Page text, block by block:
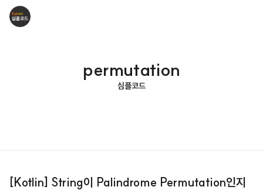
permutation
심플코드
[Kotlin] String이 Palindrome Permutation인지